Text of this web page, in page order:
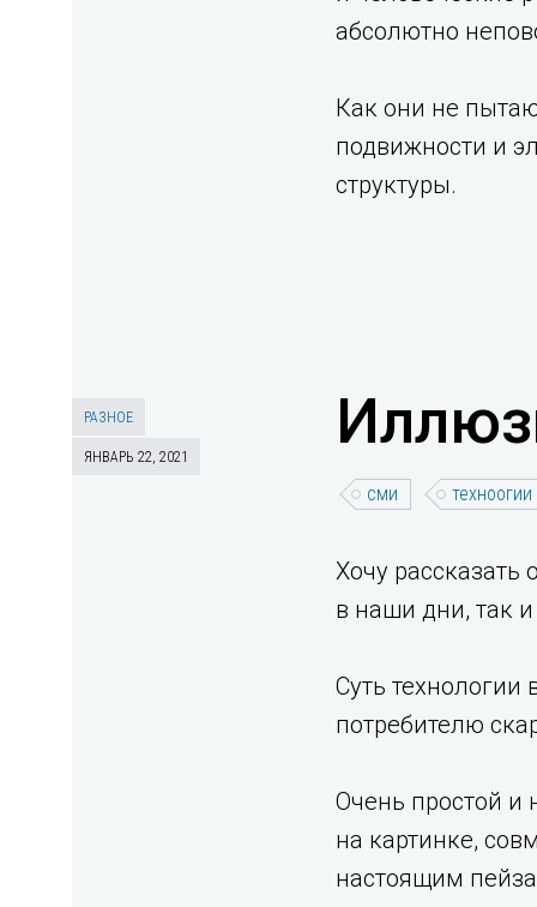
абсолютно
Как они не
подвижности и
структуры.
РАЗНОЕ
ЯНВАРЬ 22, 2021
сми техноогии
Хочу рассказать
в наши дни, так
Суть
потребителю
Очень простой и
на картинке,
настоящим